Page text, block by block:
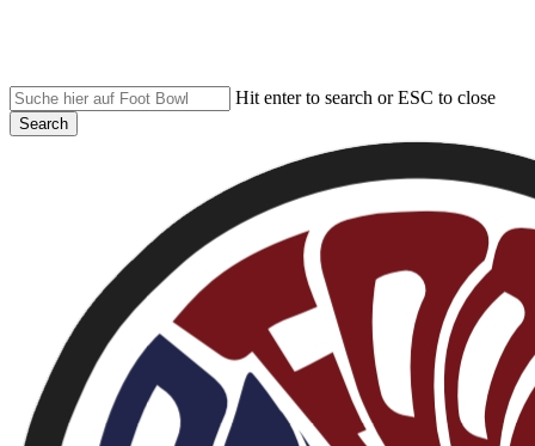
content
Hit enter to search or ESC to close
Search